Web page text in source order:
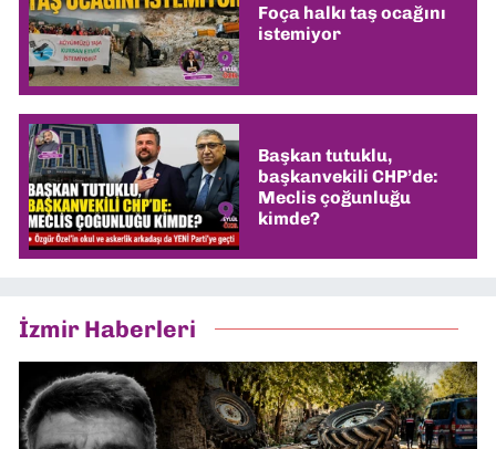
Foça halkı taş ocağını
istemiyor
Başkan tutuklu,
başkanvekili CHP’de:
Meclis çoğunluğu
kimde?
İzmir Haberleri